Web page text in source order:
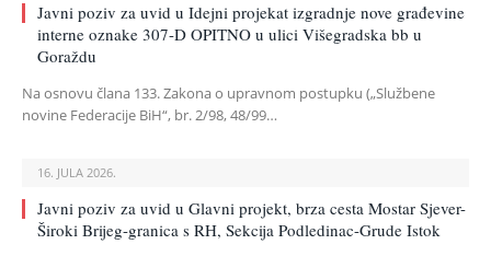
Javni poziv za uvid u Idejni projekat izgradnje nove građevine
interne oznake 307-D OPITNO u ulici Višegradska bb u
Goraždu
Na osnovu člana 133. Zakona o upravnom postupku („Službene
novine Federacije BiH“, br. 2/98, 48/99…
16. JULA 2026.
Javni poziv za uvid u Glavni projekt, brza cesta Mostar Sjever-
Široki Brijeg-granica s RH, Sekcija Podledinac-Grude Istok